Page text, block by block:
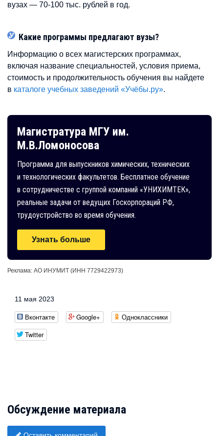
вузах — 70-100 тыс. рублей в год.
Какие программы предлагают вузы?
Информацию о всех магистерских программах,
включая название специальностей, условия приема,
стоимость и продолжительность обучения вы найдете
в каталоге учебных заведений «Учёбы.ру».
Магистратура МГУ им.
М.В.Ломоносова
Программа для выпускников химических, технических
и технологических факультетов. Бесплатное обучение
в сотрудничестве с группой компаний «УНИХИМТЕК»,
реальные задачи от ведущих Госкорпораций РФ,
трудоустройство во время обучения.
Узнать больше
Реклама: АО ИНУМИТ (ИНН 7729422973)
11 мая 2023
Вконтакте Google+
Одноклассники
Twitter
Обсуждение материала